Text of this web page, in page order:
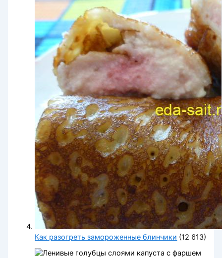
Как разогреть замороженные блинчики (12 613)